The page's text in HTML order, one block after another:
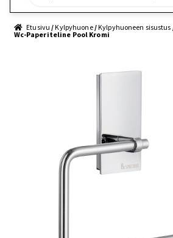
Etusivu /Kylpyhuone/Kylpyhuoneen sisustus
Wc-Paperiteline Pool Kromi